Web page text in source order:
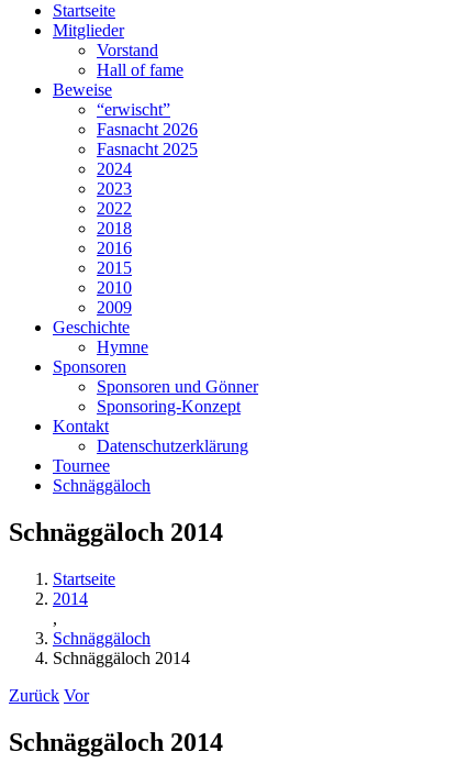
Startseite
Mitglieder
Vorstand
Hall of fame
Beweise
“erwischt”
Fasnacht 2026
Fasnacht 2025
2024
2023
2022
2018
2016
2015
2010
2009
Geschichte
Hymne
Sponsoren
Sponsoren und Gönner
Sponsoring-Konzept
Kontakt
Datenschutzerklärung
Tournee
Schnäggäloch
Schnäggäloch 2014
Startseite
2014
,
Schnäggäloch
Schnäggäloch 2014
Zurück Vor
Schnäggäloch 2014